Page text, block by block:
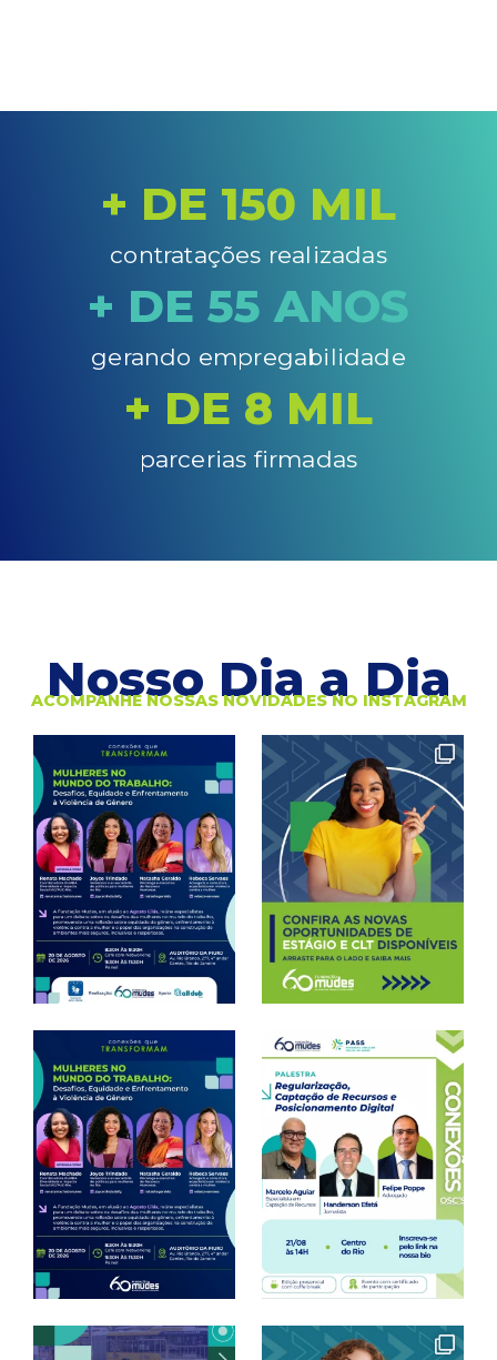
contratações realizadas
+ DE 150 MIL
gerando empregabilidade
+ DE 55 ANOS
parcerias firmadas
+ DE 8 MIL
Nosso Dia a Dia
ACOMPANHE NOSSAS NOVIDADES NO INSTAGRAM